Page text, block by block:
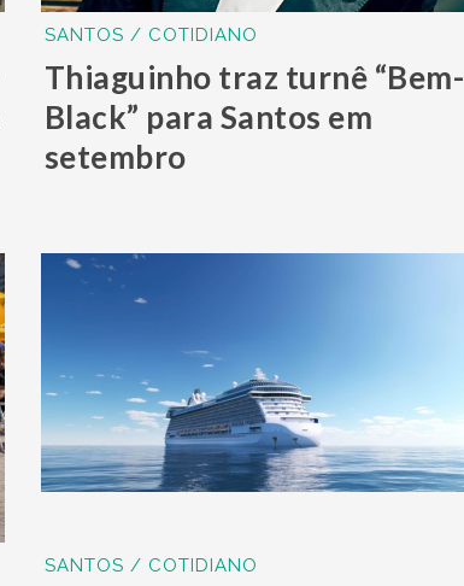
SANTOS / COTIDIANO
Thiaguinho traz turnê “Bem-
Black” para Santos em
setembro
SANTOS / COTIDIANO